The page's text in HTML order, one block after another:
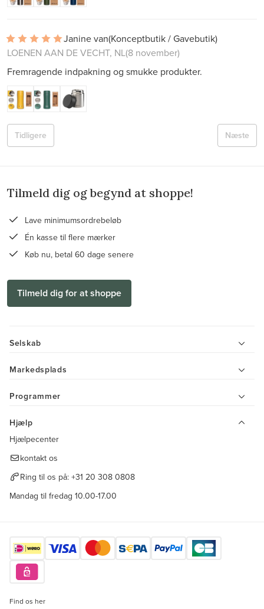
Janine van(Konceptbutik / Gavebutik)
LOENEN AAN DE VECHT, NL(8 november)
Fremragende indpakning og smukke produkter.
Næste
Tidligere
Tilmeld dig og begynd at shoppe!
Lave minimumsordrebeløb
Én kasse til flere mærker
Køb nu, betal 60 dage senere
Tilmeld dig for at shoppe
Selskab
Markedsplads
Programmer
Hjælp
Hjælpecenter
kontakt os
Ring til os på: +31 20 308 0808
Mandag til fredag 10.00-17.00
Find os her